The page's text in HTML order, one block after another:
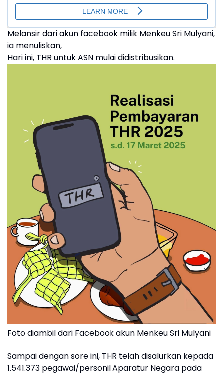
Melansir dari akun facebook milik Menkeu Sri Mulyani,
ia menuliskan,
Hari ini, THR untuk ASN mulai didistribusikan.
Foto diambil dari Facebook akun Menkeu Sri Mulyani
Sampai dengan sore ini, THR telah disalurkan kepada
1.541.373 pegawai/personil Aparatur Negara pada